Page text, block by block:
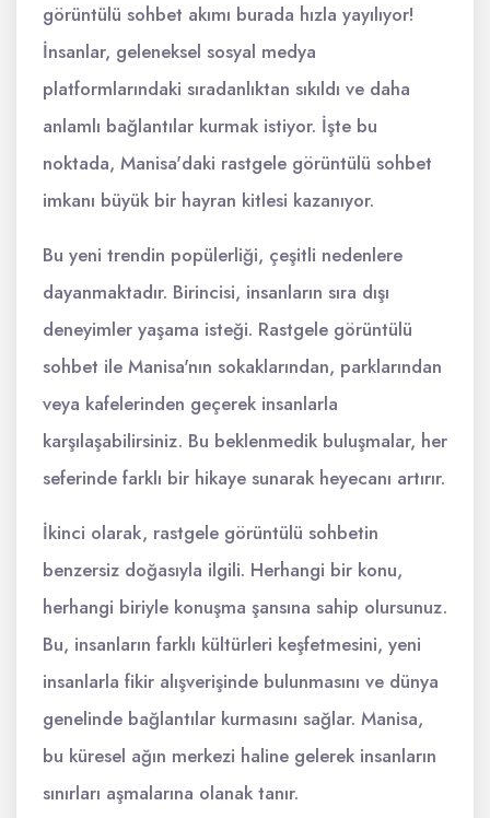
görüntülü sohbet akımı burada hızla yayılıyor!
İnsanlar, geleneksel sosyal medya
platformlarındaki sıradanlıktan sıkıldı ve daha
anlamlı bağlantılar kurmak istiyor. İşte bu
noktada, Manisa'daki rastgele görüntülü sohbet
imkanı büyük bir hayran kitlesi kazanıyor.
Bu yeni trendin popülerliği, çeşitli nedenlere
dayanmaktadır. Birincisi, insanların sıra dışı
deneyimler yaşama isteği. Rastgele görüntülü
sohbet ile Manisa'nın sokaklarından, parklarından
veya kafelerinden geçerek insanlarla
karşılaşabilirsiniz. Bu beklenmedik buluşmalar, her
seferinde farklı bir hikaye sunarak heyecanı artırır.
İkinci olarak, rastgele görüntülü sohbetin
benzersiz doğasıyla ilgili. Herhangi bir konu,
herhangi biriyle konuşma şansına sahip olursunuz.
Bu, insanların farklı kültürleri keşfetmesini, yeni
insanlarla fikir alışverişinde bulunmasını ve dünya
genelinde bağlantılar kurmasını sağlar. Manisa,
bu küresel ağın merkezi haline gelerek insanların
sınırları aşmalarına olanak tanır.